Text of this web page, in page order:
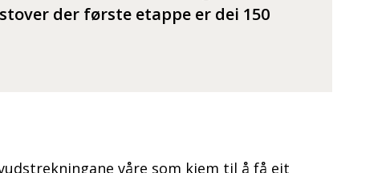
der første etappe er dei 150
våre som kjem til å få eit